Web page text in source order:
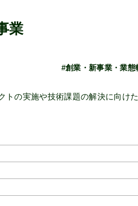
業
#創業・新事業・業態
の実施や技術課題の解決に向け